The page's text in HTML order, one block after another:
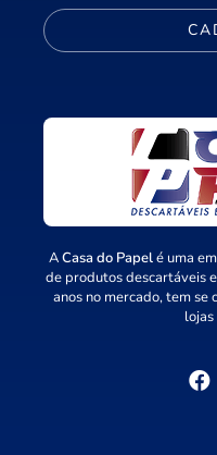
ACasa do Papelé uma
de produtos descartáveis
anos no mercado, tem se